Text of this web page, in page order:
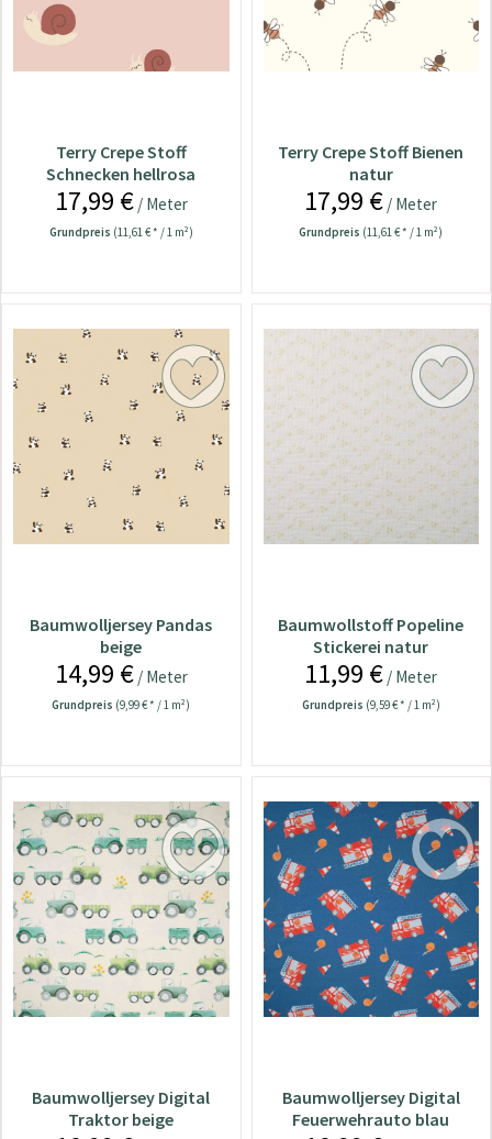
Terry Crepe Stoff
Schnecken hellrosa
17,99 €/ Meter
Grundpreis (11,61 € * / 1 m²)
Terry Crepe Stoff Bienen
natur
17,99 € / Meter
Grundpreis (11,61 € * / 1 m²)
Baumwolljersey Pandas
beige
14,99 €/ Meter
Grundpreis (9,99 € * / 1 m²)
Baumwollstoff Popeline
Stickerei natur
11,99 € / Meter
Grundpreis (9,59 € * / 1 m²)
Baumwolljersey Digital
Traktor beige
Baumwolljersey Digital
Feuerwehrauto blau